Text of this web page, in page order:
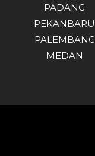
PADANG
PEKANBARU
PALEMBANG
MEDAN